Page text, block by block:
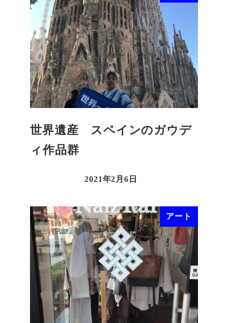
世界遺産 スペインのガウデ
ィ作品群
2021年2月6日
アート